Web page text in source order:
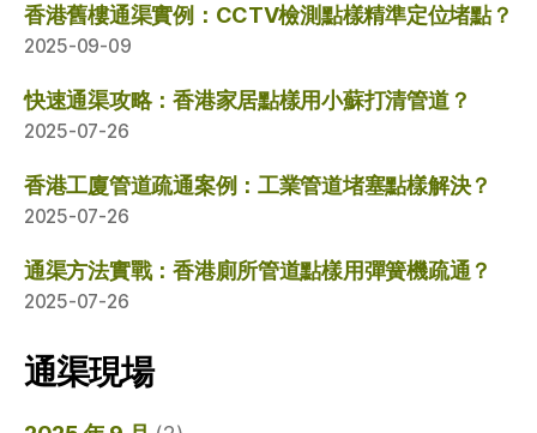
香港舊樓通渠實例：CCTV檢測點樣精準定位堵點？
2025-09-09
快速通渠攻略：香港家居點樣用小蘇打清管道？
2025-07-26
香港工廈管道疏通案例：工業管道堵塞點樣解決？
2025-07-26
通渠方法實戰：香港廁所管道點樣用彈簧機疏通？
2025-07-26
通渠現場